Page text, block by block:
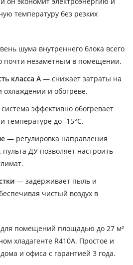
температуру без резких
шума внутреннего блока всего
почти незаметным в помещении.
класса A — снижает затраты на
охлаждении и обогреве.
эффективно обогревает
до -15°C.
— регулировка направления
пульта ДУ позволяет настроить
— задерживает пыль и
чистый воздух в
помещений площадью до 27 м²
хладагенте R410A. Простое и
и офиса с гарантией 3 года.